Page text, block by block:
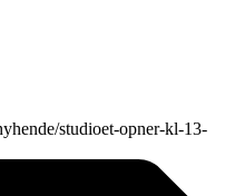
studioet-opner-kl-13-